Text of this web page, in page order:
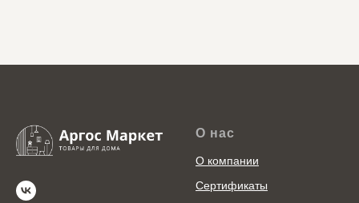
О нас
О компании
Сертификаты